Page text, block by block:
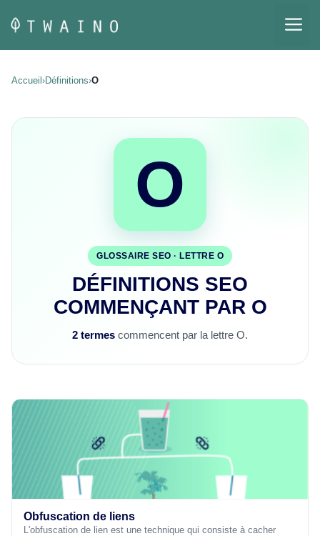
au
contenu
Accueil ›Définitions›O
O
GLOSSAIRE SEO · LETTRE O
DÉFINITIONS SEO
COMMENÇANT PAR O
2 termes commencent par la lettre O.
Obfuscation de liens
L'obfuscation de lien est une technique qui consiste à cacher